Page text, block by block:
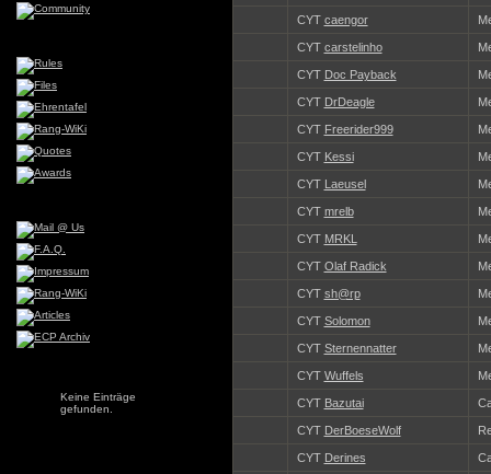
Keine Einträge
gefunden.
CYT caengor
CYT carstelinho
CYT Doc Payback
CYT DrDeagle
CYT Freerider999
CYT Kessi
CYT Laeusel
CYT mrelb
CYT MRKL
CYT Olaf Radick
CYT sh@rp
CYT Solomon
CYT Sternennatter
CYT Wuffels
CYT Bazutai
CYT DerBoeseWolf
CYT Derines